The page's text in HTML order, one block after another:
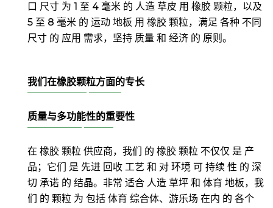
口 尺寸 为 1 至 4 毫米 的 人造 草皮 用 橡胶 颗粒，以及
5 至 8 毫米 的 运动 地板 用 橡胶 颗粒，满足 各种 不同
尺寸 的 应用 需求，坚持 质量 和 经济 的 原则。
我们在橡胶颗粒方面的专长
质量与多功能性的重要性
在 橡胶 颗粒 供应商，我们 的 橡胶 颗粒 不仅仅 是 产
品；它们 是 先进 回收 工艺 和 对 环境 可 持续 性 的 深
切 承诺 的 结晶。非常 适合 人造 草坪 和 体育 地板，我
们 的 颗粒 为 包括 体育 综合体、游乐场 在内 的 各个